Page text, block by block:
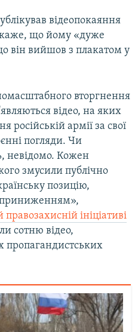
відеопокаяння
що йому «дуже
він вийшов з плакатом у
вторгнення
відео, на яких
армії за свої
погляди. Чи
невідомо. Кожен
змусили публічно
позицію,
приниженням»,
ініціативі
сотню відео,
пропагандистських